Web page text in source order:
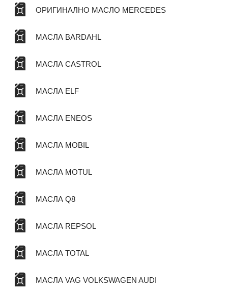
ОРИГИНАЛНО МАСЛО MERCEDES
МАСЛА BARDAHL
МАСЛА CASTROL
МАСЛА ELF
МАСЛА ENEOS
МАСЛА MOBIL
МАСЛА MOTUL
МАСЛА Q8
МАСЛА REPSOL
МАСЛА TOTAL
МАСЛА VAG VOLKSWAGEN AUDI